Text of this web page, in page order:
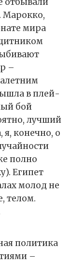
Марокко,
мира
–
в плей-
бой
лучший
конечно, о
полно
Египет
молод не
телом.
политика
–